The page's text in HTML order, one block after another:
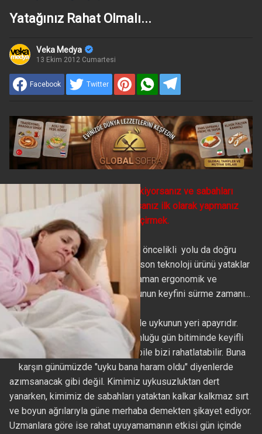
Yatağınız Rahat Olmalı...
Veka Medya
13 Ekim 2012 Cumartesi
Facebook Twitter
Rahat bir uykunun özlemini çekiyorsanız ve sabahları
boyun,sırt ağrılarıyla uyanıyorsanız ilk olarak yapmanız
gereken yatağınızı gözden geçirmek.
Bu sıkıntıları aşmanın kolay ve öncelikli yolu da doğru
yatak seçiminden geçiyor. Ve son teknoloji ürünü yataklar
bu sorunlara çare olabiliyor. Zaman ergonomik ve
ortopedik yataklarla rahat uykunun keyfini sürme zamanı...
Günlük yaşantımızın akışı içinde uykunun yeri apayrıdır.
Gün içinde biriken onca yorgunluğu gün bitiminde keyifli
bir uykuyla atmayı düşünmek bile bizi rahatlatabilir. Buna
karşın günümüzde "uyku bana haram oldu" diyenlerde
azımsanacak gibi değil. Kimimiz uykusuzluktan dert
yanarken, kimimiz de sabahları yataktan kalkar kalkmaz sırt
ve boyun ağrılarıyla güne merhaba demekten şikayet ediyor.
Uzmanlara göre ise rahat uyuyamamanın etkisi gün içinde